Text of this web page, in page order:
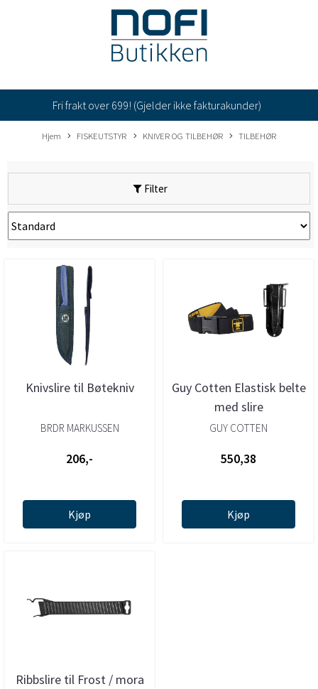
Fri frakt over 699! (Gjelder ikke fakturakunder)
Hjem FISKEUTSTYR KNIVER OG TILBEHØR TILBEHØR
Filter
Knivslire til Bøtekniv
BRDR MARKUSSEN
206,-
Kjøp
Guy Cotten Elastisk belte
med slire
GUY COTTEN
550,38
Kjøp
Ribbslire til Frost / mora